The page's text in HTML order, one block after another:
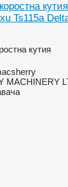
Ts115a
кутия
MACHINERY